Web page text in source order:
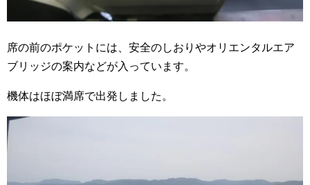
席の前のポケットには、安全のしおりやオリエンタルエア
ブリッジの案内などが入っています。
機体はほぼ満席で出発しました。